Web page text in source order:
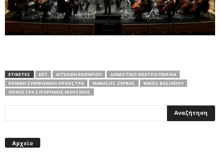
ΕΤΙΚΕΤΕΣ ERT ΑΓΓΕΛΙΚΉ ΚΑΘΑΡΊΟΥ
ΔΗΜΟΤΙΚΌ ΘΈΑΤΡΟ ΠΕΙΡΑΙΆ
ΕΘΝΙΚΉ ΣΥΜΦΩΝΙΚΉ ΟΡΧΉΣΤΡΑ
ΘΑΝΆΣΗΣ ΖΈΡΒΑΣ
ΝΊΚΟΣ ΒΑΣΙΛΕΊΟΥ
ΟΡΧΉΣΤΡΑ ΣΎΓΧΡΟΝΗΣ ΜΟΥΣΙΚΉΣ
Αρχείο